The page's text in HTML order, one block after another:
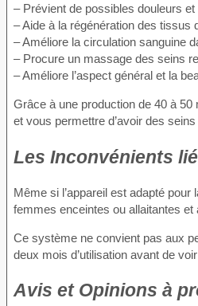
– Prévient de possibles douleurs
– Aide à la régénération des tissus
– Améliore la circulation sanguine
– Procure un massage des seins
– Améliore l’aspect général et la
Grâce à une production de 40 à
et vous permettre d’avoir des
Les Inconvénients
Même si l’appareil est adapté
femmes enceintes ou allaitantes
Ce système ne convient pas aux
deux mois d’utilisation avant de
Avis et Opinions à